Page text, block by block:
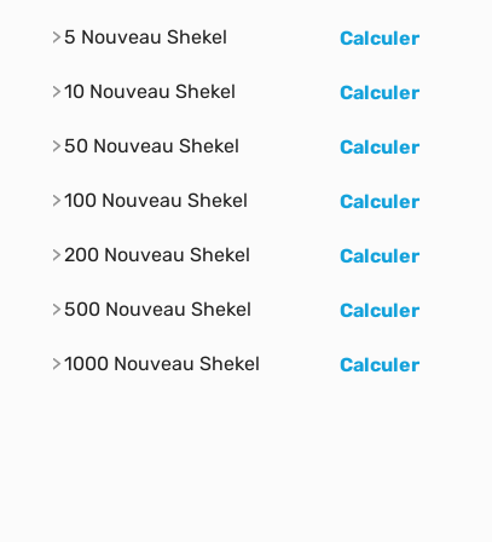
5 Nouveau Shekel Calculer
10 Nouveau Shekel Calculer
50 Nouveau Shekel Calculer
100 Nouveau Shekel Calculer
200 Nouveau Shekel Calculer
500 Nouveau Shekel Calculer
1000 Nouveau Shekel Calculer